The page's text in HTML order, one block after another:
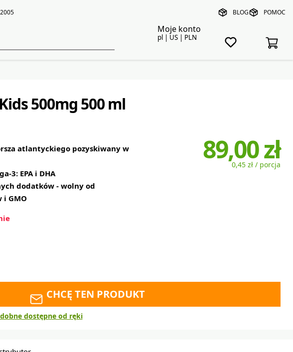
BLOG POMOC
Moje konto
pl | US | PLN
500mg 500 ml
89,00 zł
0,45 zł / porcja
atlantyckiego pozyskiwany w
3: EPA i DHA
dodatków - wolny od
i GMO
CHCĘ TEN PRODUKT
dostępne od ręki